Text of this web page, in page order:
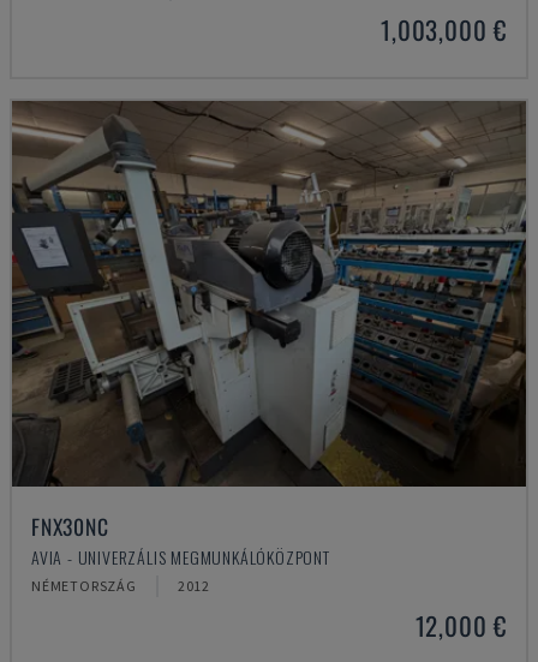
1,003,000 €
FNX30NC
AVIA - UNIVERZÁLIS MEGMUNKÁLÓKÖZPONT
NÉMETORSZÁG 2012
12,000 €